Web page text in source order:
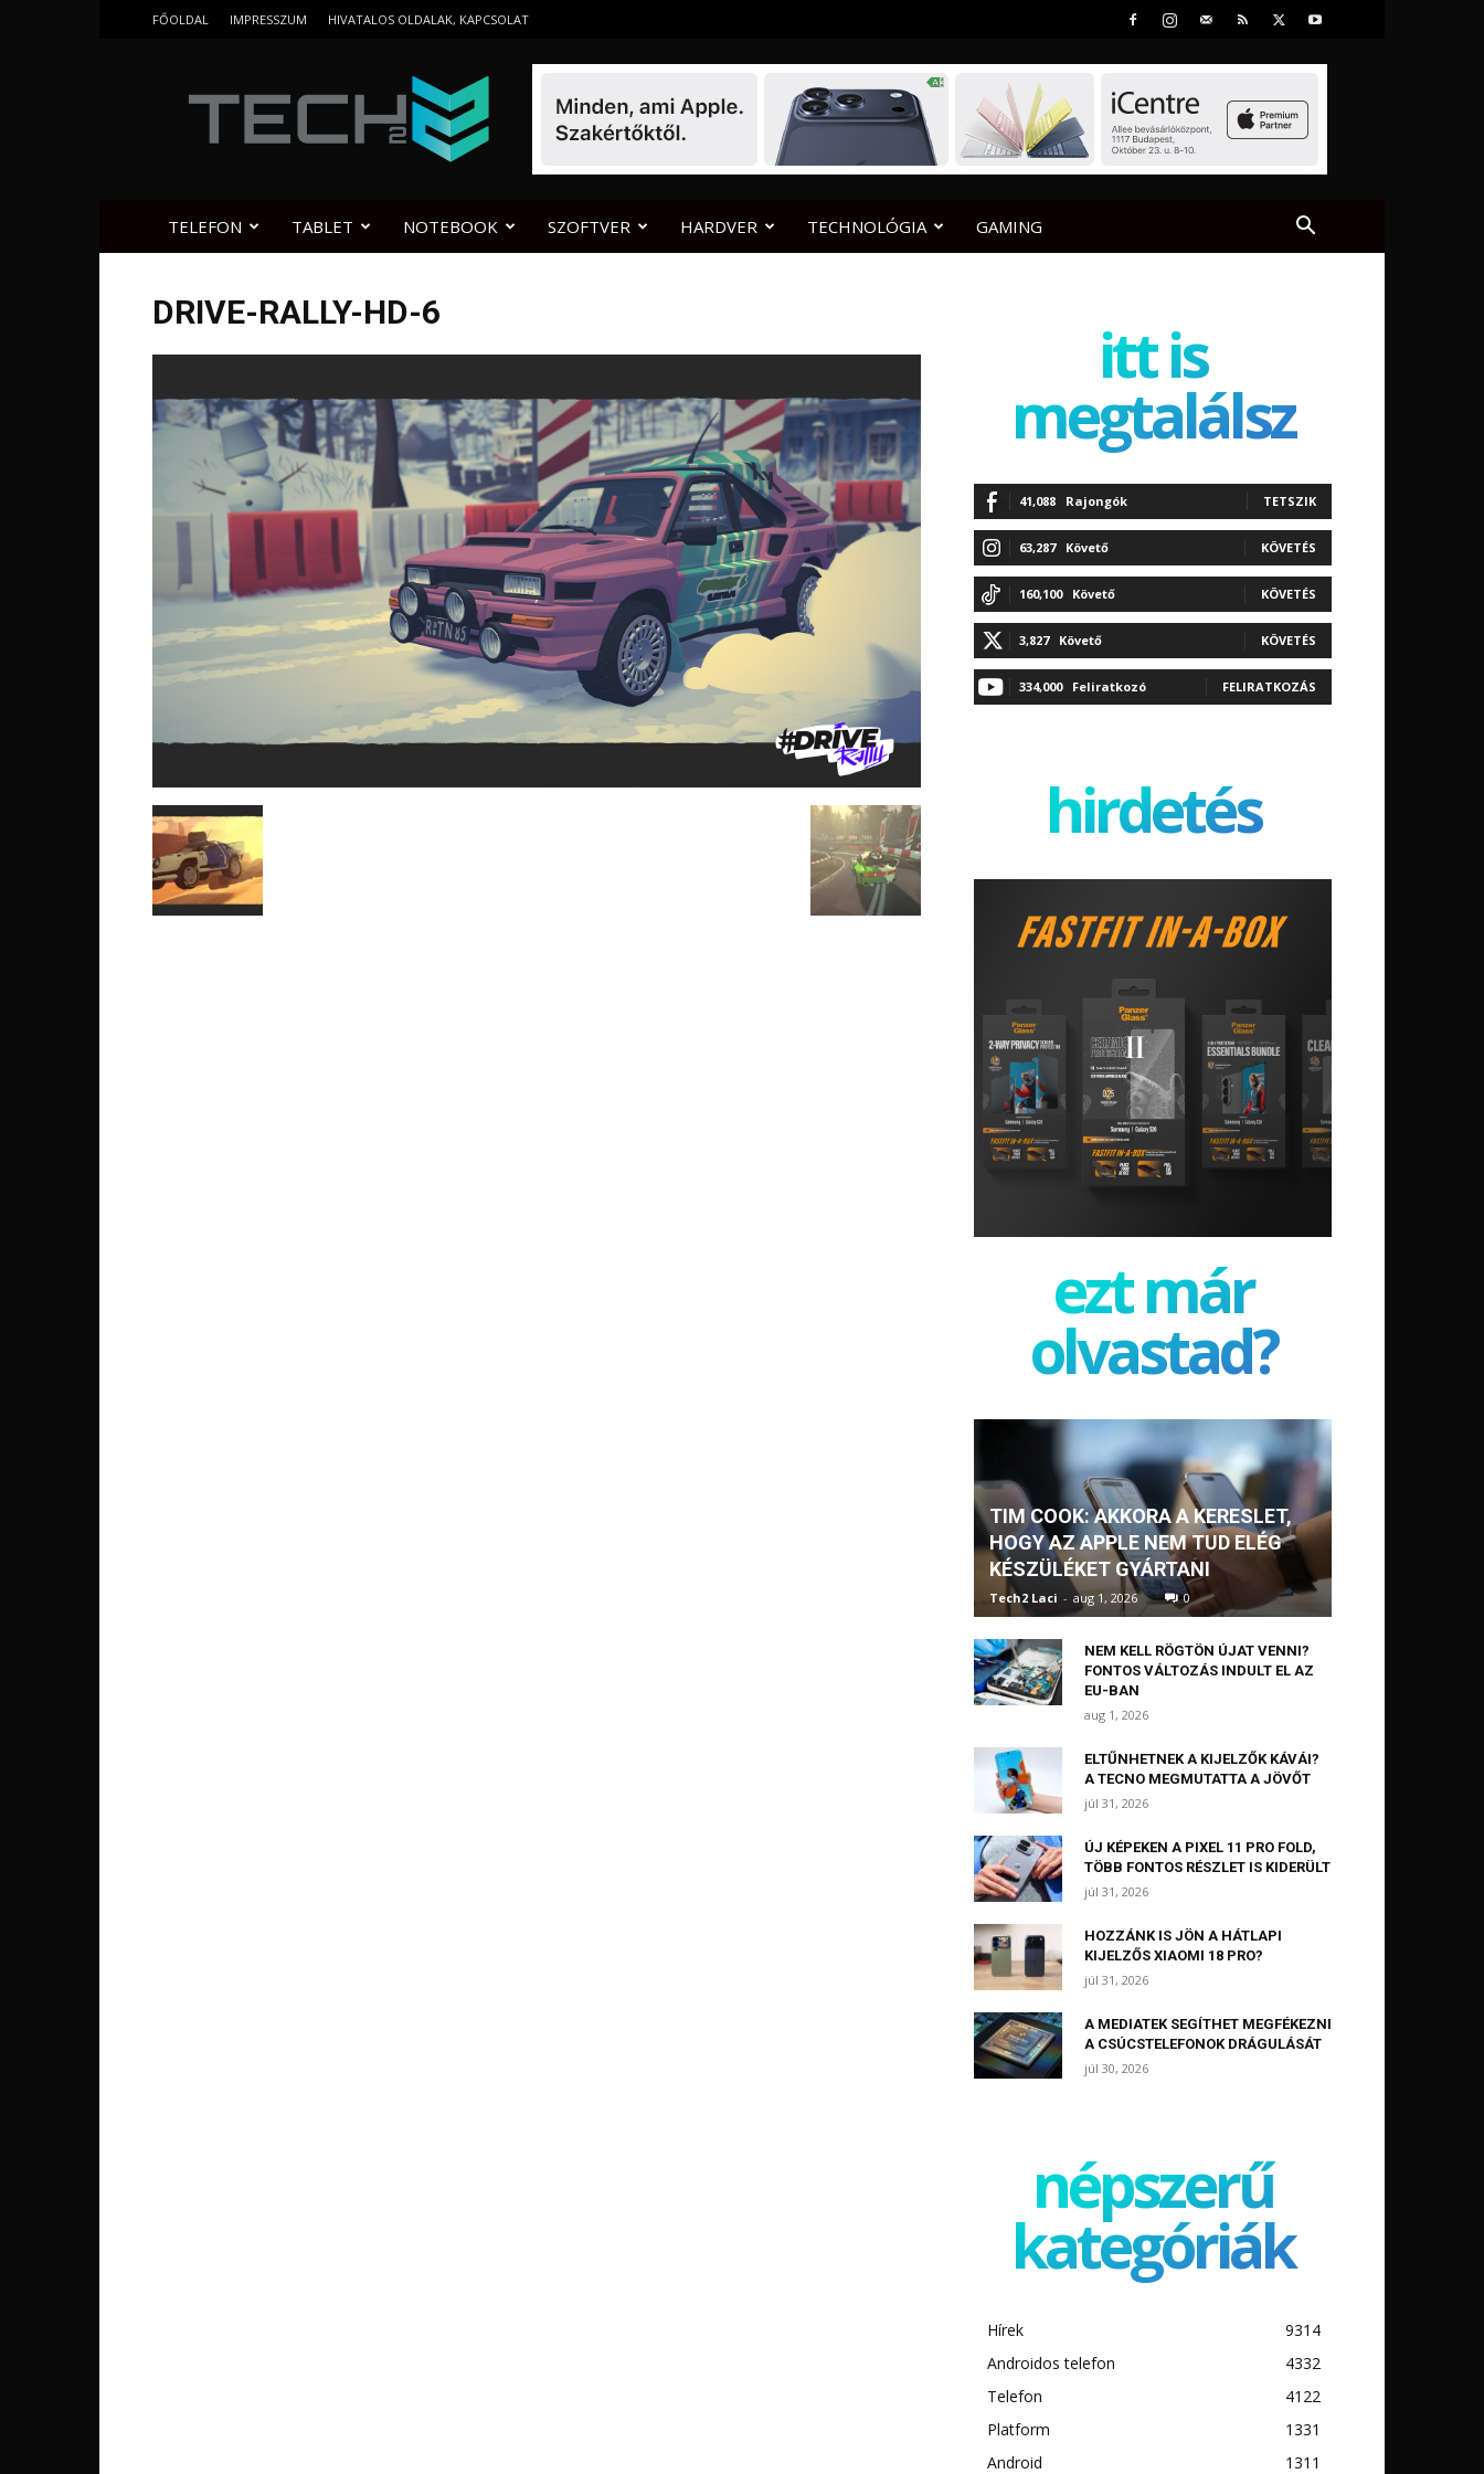
FŐOLDAL IMPRESSZUM HIVATALOS OLDALAK, KAPCSOLAT
TELEFON TABLET NOTEBOOK SZOFTVER HARDVER TECHNOLÓGIA GAMING
DRIVE-RALLY-HD-6
itt is
megtalálsz
41,088 Rajongók TETSZIK
63,287 Követő KÖVETÉS
160,100 Követő KÖVETÉS
3,827 Követő KÖVETÉS
334,000 Feliratkozó FELIRATKOZÁS
hirdetés
ezt már
olvastad?
TIM COOK: AKKORA A KERESLET,
HOGY AZ APPLE NEM TUD ELÉG
KÉSZÜLÉKET GYÁRTANI
Tech2 Laci - aug 1, 2026 0
NEM KELL RÖGTÖN ÚJAT VENNI?
FONTOS VÁLTOZÁS INDULT EL AZ
EU-BAN
aug 1, 2026
ELTŰNHETNEK A KIJELZŐK KÁVÁI?
A TECNO MEGMUTATTA A JÖVŐT
júl 31, 2026
ÚJ KÉPEKEN A PIXEL 11 PRO FOLD,
TÖBB FONTOS RÉSZLET IS KIDERÜLT
júl 31, 2026
HOZZÁNK IS JÖN A HÁTLAPI
KIJELZŐS XIAOMI 18 PRO?
júl 31, 2026
A MEDIATEK SEGÍTHET MEGFÉKEZNI
A CSÚCSTELEFONOK DRÁGULÁSÁT
júl 30, 2026
népszerű
kategóriák
Hírek
9314
Androidos telefon
4332
Telefon
4122
Platform
1331
Android
1311